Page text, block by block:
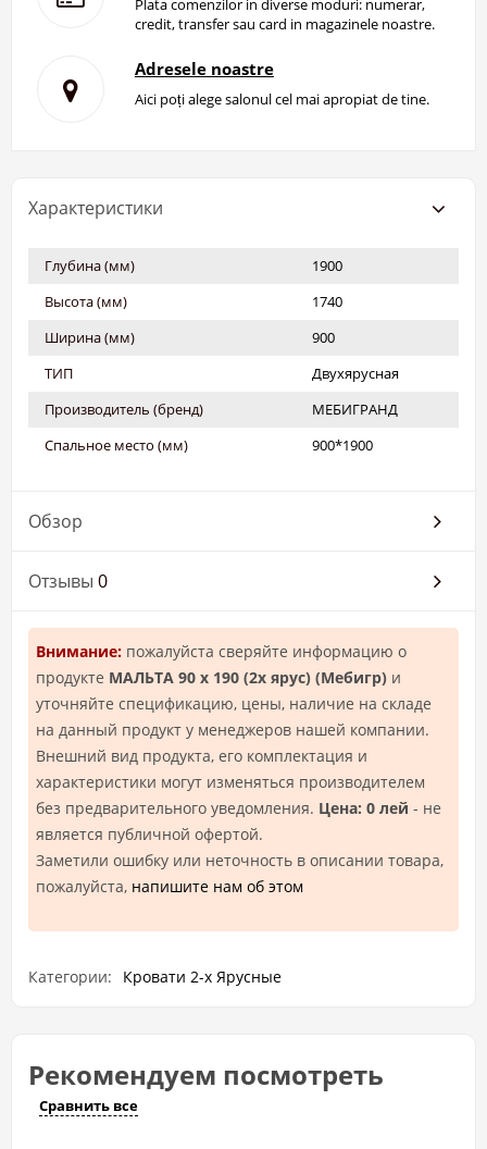
Plata comenzilor in diverse moduri: numerar,
credit, transfer sau card in magazinele noastre.
Adresele noastre
Aici poți alege salonul cel mai apropiat de tine.
Характеристики
Глубина (мм)
1900
Высота (мм)
1740
Ширина (мм)
900
ТИП
Двухярусная
Производитель (бренд)
МЕБИГРАНД
Спальное место (мм)
900*1900
Обзор
Отзывы 0
Внимание: пожалуйста сверяйте информацию о
продукте МАЛЬТА 90 х 190 (2х ярус) (Мебигр) и
уточняйте спецификацию, цены, наличие на складе
на данный продукт у менеджеров нашей компании.
Внешний вид продукта, его комплектация и
характеристики могут изменяться производителем
без предварительного уведомления. Цена: 0 лей - не
является публичной офертой.
Заметили ошибку или неточность в описании товара,
пожалуйста, напишите нам об этом
Категории: Кровати 2-х Ярусные
Рекомендуем посмотреть
Сравнить все